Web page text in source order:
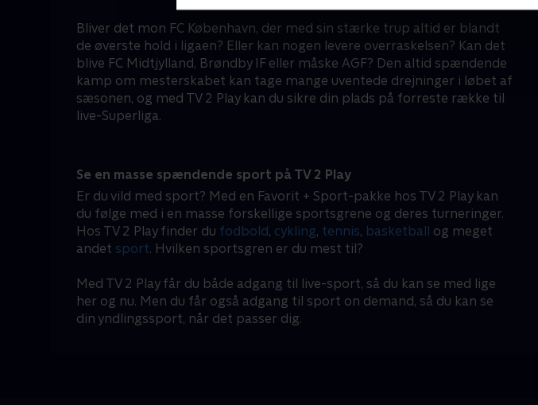
Bliver det mon FC København, der med sin stærke trup altid er blandt
de øverste hold i ligaen? Eller kan nogen levere overraskelsen? Kan det
blive FC Midtjylland, Brøndby IF eller måske AGF? Den altid spændende
kamp om mesterskabet kan tage mange uventede drejninger i løbet af
sæsonen, og med TV 2 Play kan du sikre din plads på forreste række til
live-Superliga.
Se en masse spændende sport på TV 2 Play
Er du vild med sport? Med en Favorit + Sport-pakke hos TV 2 Play kan
du følge med i en masse forskellige sportsgrene og deres turneringer.
Hos TV 2 Play finder du fodbold, cykling, tennis, basketball og meget
andet sport. Hvilken sportsgren er du mest til?
Med TV 2 Play får du både adgang til live-sport, så du kan se med lige
her og nu. Men du får også adgang til sport on demand, så du kan se
din yndlingssport, når det passer dig.